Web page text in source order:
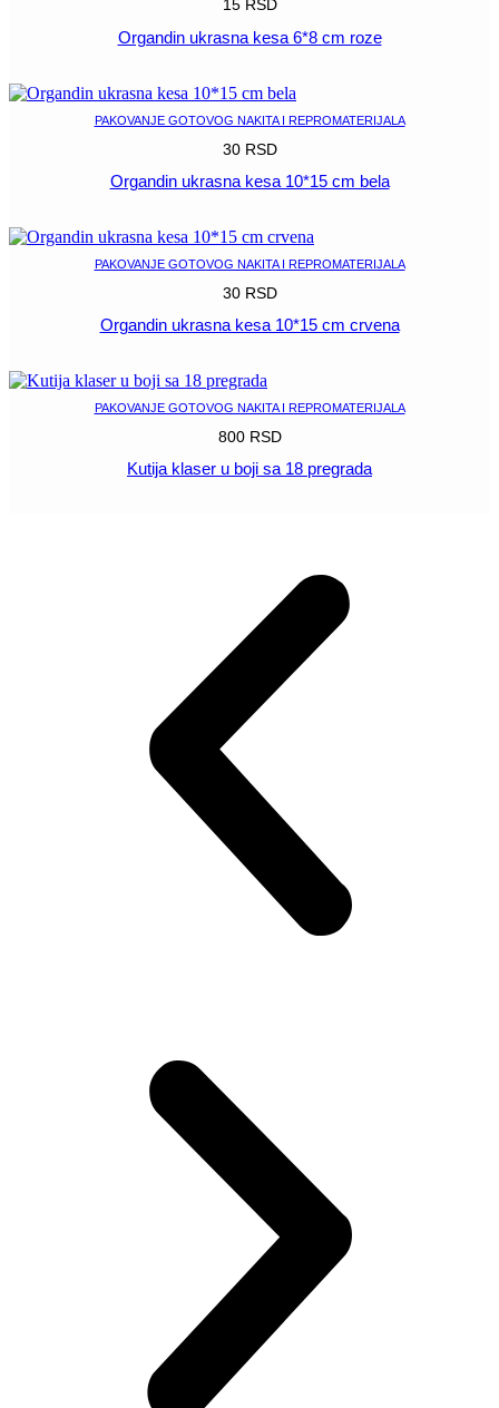
15 RSD
Organdin ukrasna kesa 6*8 cm roze
PAKOVANJE GOTOVOG NAKITA I REPROMATERIJALA
30 RSD
Organdin ukrasna kesa 10*15 cm bela
PAKOVANJE GOTOVOG NAKITA I REPROMATERIJALA
30 RSD
Organdin ukrasna kesa 10*15 cm crvena
PAKOVANJE GOTOVOG NAKITA I REPROMATERIJALA
800 RSD
Kutija klaser u boji sa 18 pregrada